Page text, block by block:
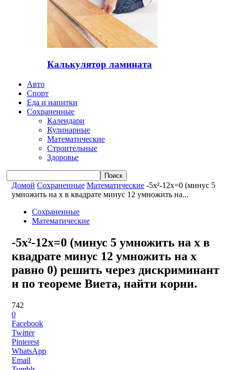
Калькулятор ламината
Авто
Спорт
Еда и напитки
Сохраненные
Календари
Кулинарные
Математические
Строительные
Здоровье
Домой Сохраненные Математические -5x²-12x=0 (минус 5
умножить на x в квадрате минус 12 умножить на...
Сохраненные
Математические
-5x²-12x=0 (минус 5 умножить на x в
квадрате минус 12 умножить на x
равно 0) решить через дискриминант
и по теореме Виета, найти корни.
742
0
Facebook
Twitter
Pinterest
WhatsApp
Email